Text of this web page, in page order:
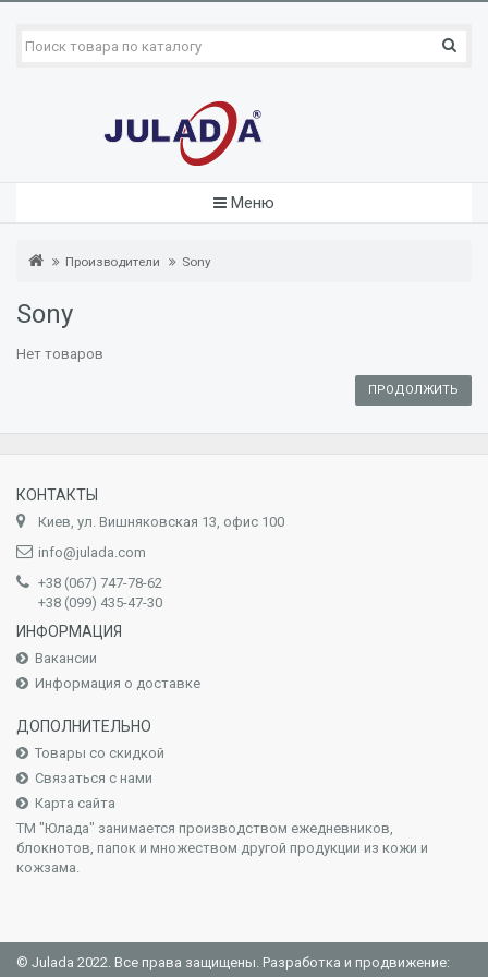
Меню
Производители Sony
Sony
Нет товаров
ПРОДОЛЖИТЬ
КОНТАКТЫ
Киев, ул. Вишняковская 13, офис 100
info@julada.com
+38 (067) 747-78-62
+38 (099) 435-47-30
ИНФОРМАЦИЯ
Вакансии
Информация о доставке
ДОПОЛНИТЕЛЬНО
Товары со скидкой
Связаться с нами
Карта сайта
ТМ "Юлада" занимается производством ежедневников,
блокнотов, папок и множеством другой продукции из кожи и
кожзама.
© Julada 2022. Все права защищены. Разработка и продвижение: